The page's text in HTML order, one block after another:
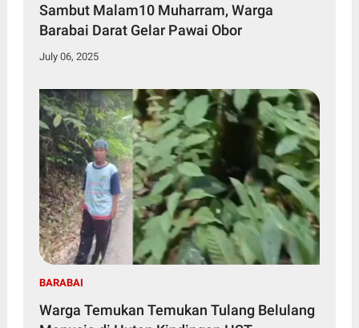
Sambut Malam10 Muharram, Warga
Barabai Darat Gelar Pawai Obor
July 06, 2025
BARABAI
Warga Temukan Temukan Tulang Belulang